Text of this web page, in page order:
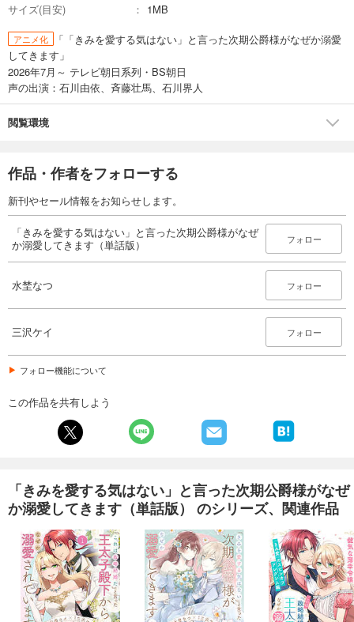
サイズ(目安)
1MB
アニメ化
「「きみを愛する気はない」と言った次期公爵様がなぜか溺愛
してきます」
2026年7月～ テレビ朝日系列・BS朝日
声の出演：石川由依、斉藤壮馬、石川界人
閲覧環境
作品・作者をフォローする
新刊やセール情報をお知らせします。
「きみを愛する気はない」と言った次期公爵様がなぜ
か溺愛してきます（単話版）
フォロー
水埜なつ フォロー
三沢ケイ フォロー
フォロー機能について
この作品を共有しよう
「きみを愛する気はない」と言った次期公爵様がなぜ
か溺愛してきます（単話版） のシリーズ、関連作品